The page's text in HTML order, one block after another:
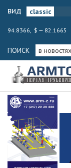
вид
94.8366, $ — 82.1665
ПОИСК в новостях